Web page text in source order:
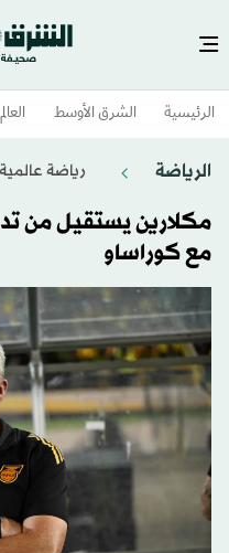
الرئيسية الشرق الأوسط​ العالم
الرياضة رياضة عالمية
مكلارين يستقيل من
مع كوراساو